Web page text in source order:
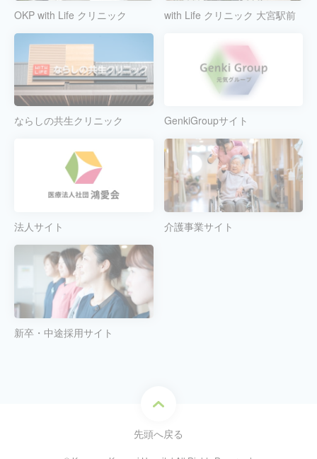
OKP with Life クリニック with Life クリニック 大宮駅前
ならしの共生クリニック GenkiGroupサイト
法人サイト 介護事業サイト
新卒・中途採用サイト
先頭へ戻る